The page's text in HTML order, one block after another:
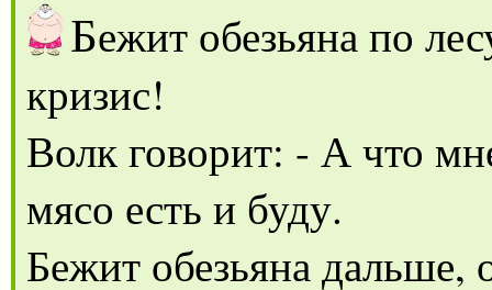
Бежит обезьяна по
кризис!
Волк говорит: - А что
мясо есть и буду.
Бежит обезьяна дальше,